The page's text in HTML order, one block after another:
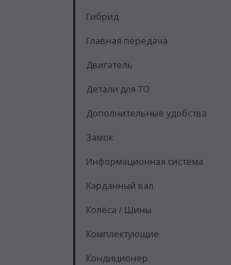
Гибрид
Главная передача
Двигатель
Детали для ТО
Дополнительные удобства
Замок
Информационная система
Карданный вал
Колёса / Шины
Комплектующие
Кондиционер